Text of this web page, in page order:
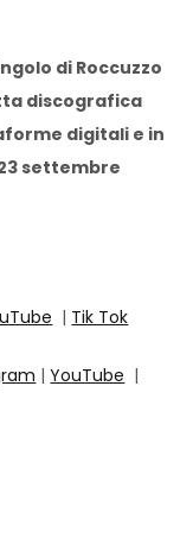
di Roccuzzo
discografica
digitali e in
settembre
| Tik Tok
|YouTube |